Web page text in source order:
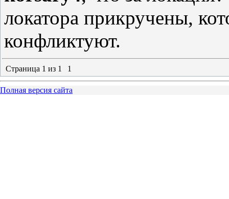
локатора прикручены,
конфликтуют.
Страница 1 из 1 1
Полная версия сайта